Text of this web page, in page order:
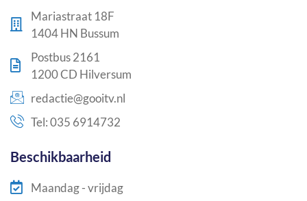
Mariastraat 18F
1404 HN Bussum
Postbus 2161
1200 CD Hilversum
redactie@gooitv.nl
Tel: 035 6914732
Beschikbaarheid
Maandag - vrijdag